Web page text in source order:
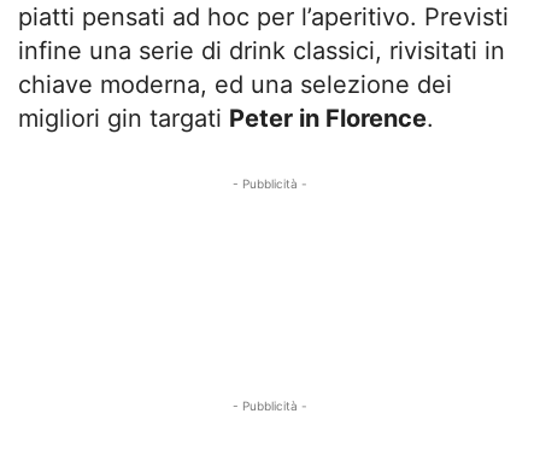
piatti pensati ad hoc per l’aperitivo. Previsti
infine una serie di drink classici, rivisitati in
chiave moderna, ed una selezione dei
migliori gin targati Peter in Florence.
- Pubblicità -
- Pubblicità -